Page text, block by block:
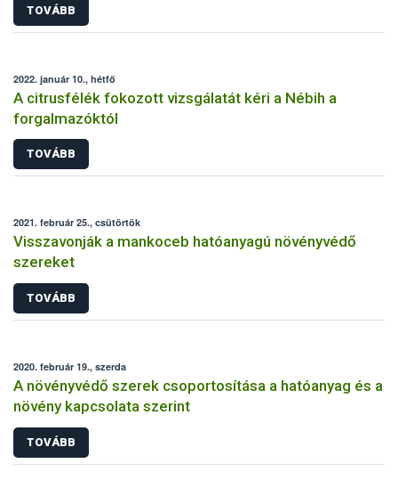
TOVÁBB
2022. január 10., hétfő
A citrusfélék fokozott vizsgálatát kéri a Nébih a
forgalmazóktól
TOVÁBB
2021. február 25., csütörtök
Visszavonják a mankoceb hatóanyagú növényvédő
szereket
TOVÁBB
2020. február 19., szerda
A növényvédő szerek csoportosítása a hatóanyag és a
növény kapcsolata szerint
TOVÁBB